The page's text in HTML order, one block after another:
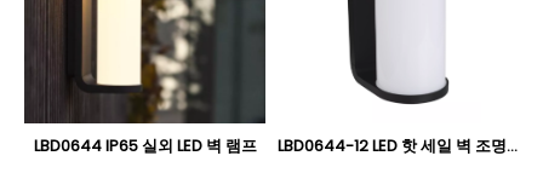
LBD0644 IP65 실외 LED 벽 램프 LBD0644-12 LED 핫 세일 벽 조명 IP65